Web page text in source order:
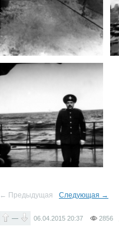
← Предыдущая Следующая →
— 06.04.2015 20:37 2856